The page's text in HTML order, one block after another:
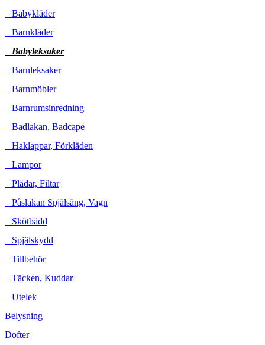
Babykläder
Barnkläder
Babyleksaker
Barnleksaker
Barnmöbler
Barnrumsinredning
Badlakan, Badcape
Haklappar, Förkläden
Lampor
Plädar, Filtar
Påslakan Spjälsäng, Vagn
Skötbädd
Spjälskydd
Tillbehör
Täcken, Kuddar
Utelek
Belysning
Dofter